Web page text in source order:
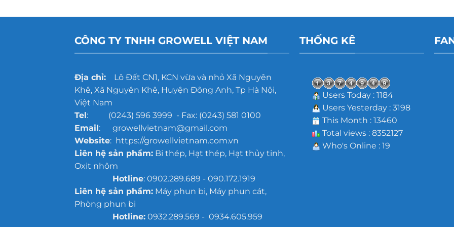
CÔNG TY TNHH GROWELL VIỆT NAM
Địa chỉ:Lô Đất CN1, KCN vừa và nhỏ Xã Nguyên
Khê, Xã Nguyên Khê, Huyện Đông Anh, Tp Hà Nội,
Việt Nam
Tel: (0243) 596 3999 - Fax: (0243) 581 0100
Email: growellvietnam@gmail.com
Website: https://growellvietnam.com.vn
Liên hệ sản phẩm:Bi thép, Hạt thép, Hạt thủy tinh,
Oxit nhôm
Hotline: 0902.289.689 - 090.172.1919
Liên hệ sản phẩm:Máy phun bi, Máy phun cát,
Phòng phun bi
Hotline:0932.289.569 - 0934.605.959
THỐNG KÊ
Users Today : 1184
Users Yesterday : 3198
This Month : 13460
Total views : 8352127
Who's Online : 19